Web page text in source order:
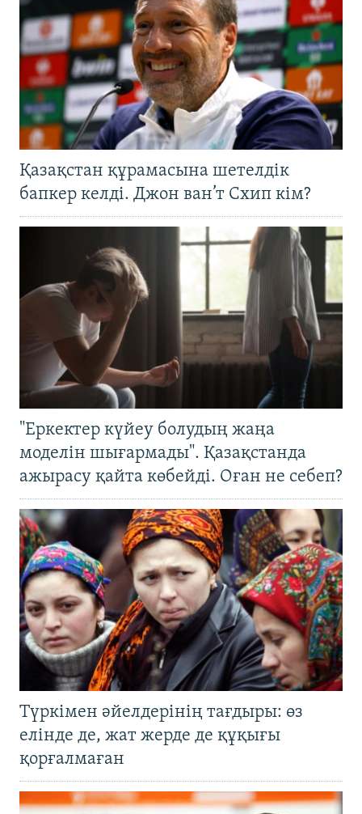
Қазақстан құрамасына шетелдік
бапкер келді. Джон ван’т Схип кім?
"Еркектер күйеу болудың жаңа
моделін шығармады". Қазақстанда
ажырасу қайта көбейді. Оған не себеп?
Түркімен әйелдерінің тағдыры: өз
елінде де, жат жерде де құқығы
қорғалмаған